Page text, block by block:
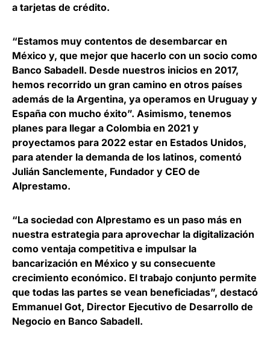
a tarjetas de crédito.
“Estamos muy contentos de desembarcar en
México y, que mejor que hacerlo con un socio como
Banco Sabadell. Desde nuestros inicios en 2017,
hemos recorrido un gran camino en otros países
además de la Argentina, ya operamos en Uruguay y
España con mucho éxito”. Asimismo, tenemos
planes para llegar a Colombia en 2021 y
proyectamos para 2022 estar en Estados Unidos,
para atender la demanda de los latinos, comentó
Julián Sanclemente, Fundador y CEO de
Alprestamo.
“La sociedad con Alprestamo es un paso más en
nuestra estrategia para aprovechar la digitalización
como ventaja competitiva e impulsar la
bancarización en México y su consecuente
crecimiento económico. El trabajo conjunto permite
que todas las partes se vean beneficiadas”, destacó
Emmanuel Got, Director Ejecutivo de Desarrollo de
Negocio en Banco Sabadell.